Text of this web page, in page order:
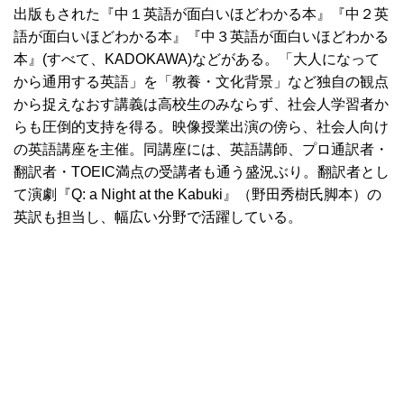
出版もされた『中１英語が面白いほどわかる本』『中２英
語が面白いほどわかる本』『中３英語が面白いほどわかる
本』(すべて、KADOKAWA)などがある。「大人になって
から通用する英語」を「教養・文化背景」など独自の観点
から捉えなおす講義は高校生のみならず、社会人学習者か
らも圧倒的支持を得る。映像授業出演の傍ら、社会人向け
の英語講座を主催。同講座には、英語講師、プロ通訳者・
翻訳者・TOEIC満点の受講者も通う盛況ぶり。翻訳者とし
て演劇『Q: a Night at the Kabuki』（野田秀樹氏脚本）の
英訳も担当し、幅広い分野で活躍している。